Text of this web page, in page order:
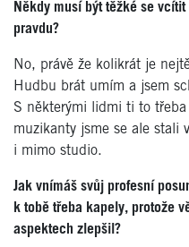
Někdy musí být těžké se
pravdu?
No, právě že kolikrát je
Hudbu brát umím a jsem
S některými lidmi ti to
muzikanty jsme se ale stali
i mimo studio.
Jak vnímáš svůj profesní
k tobě třeba kapely, protože
aspektech zlepšil?